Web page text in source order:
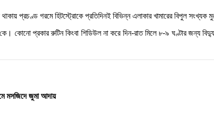
প্রচণ্ড গরমে হিটস্ট্রোকে প্রতিদিনই বিভিন্ন এলাকার খামারের বিপুল সংখ্যক
কোনো প্রকার রুটিন কিংবা শিডিউল না করে দিন-রাত মিলে ৮-৯ ঘণ্টার জন্য
মসজিদে জুমা আদায়